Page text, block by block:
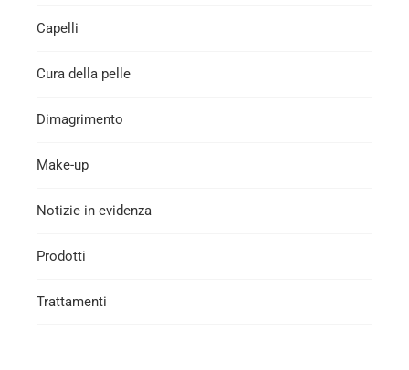
Capelli
Cura della pelle
Dimagrimento
Make-up
Notizie in evidenza
Prodotti
Trattamenti